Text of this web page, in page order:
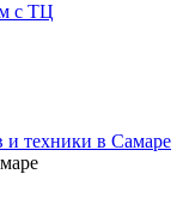
с ТЦ
и техники в Самаре